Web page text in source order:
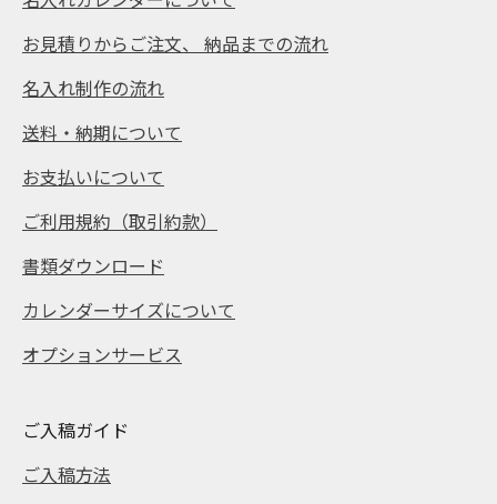
お見積りからご注文、 納品までの流れ
名入れ制作の流れ
送料・納期について
お支払いについて
ご利用規約（取引約款）
書類ダウンロード
カレンダーサイズについて
オプションサービス
ご入稿ガイド
ご入稿方法